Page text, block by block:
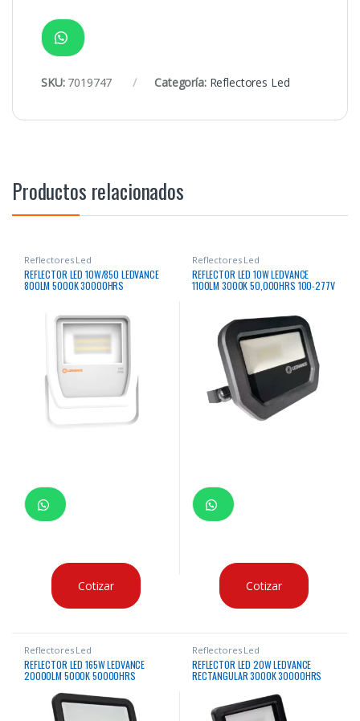
SKU: 7019747 Categoría: Reflectores Led
Productos relacionados
Reflectores Led
REFLECTOR LED 10W/850 LEDVANCE
800LM 5000K 30000HRS
Cotizar
Reflectores Led
REFLECTOR LED 10W LEDVANCE
1100LM 3000K 50,000HRS 100-277V
Cotizar
Reflectores Led
REFLECTOR LED 165W LEDVANCE
20000LM 5000K 50000HRS
Reflectores Led
REFLECTOR LED 20W LEDVANCE
RECTANGULAR 3000K 30000HRS